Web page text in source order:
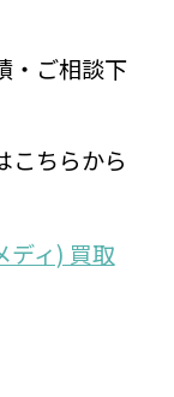
・ご相談下
ちらから